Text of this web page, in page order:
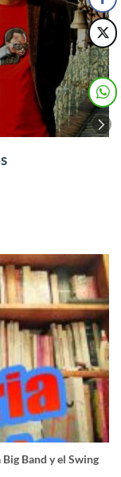
Band y el Swing